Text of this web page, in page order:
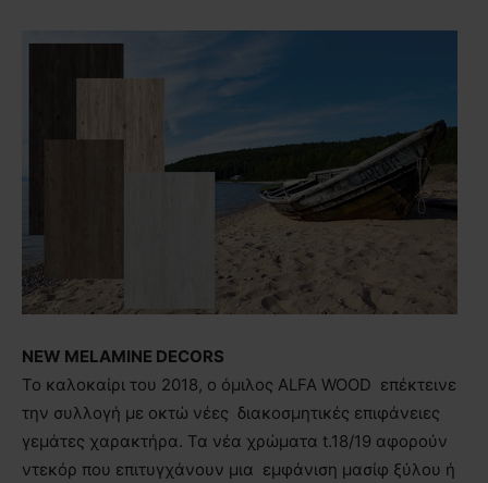
NEW MELAMINE DECORS
Το καλοκαίρι του 2018, o όμιλος ALFA WOOD επέκτεινε
την συλλογή με οκτώ νέες διακοσμητικές επιφάνειες
γεμάτες χαρακτήρα. Τα νέα χρώματα t.18/19 αφορούν
ντεκόρ που επιτυγχάνουν μια εμφάνιση μασίφ ξύλου ή